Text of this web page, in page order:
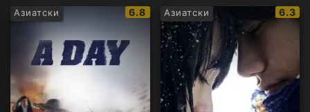
Азиатски
IMDb
рейтинг:
6.8 Азиатски
IMDb
6.3